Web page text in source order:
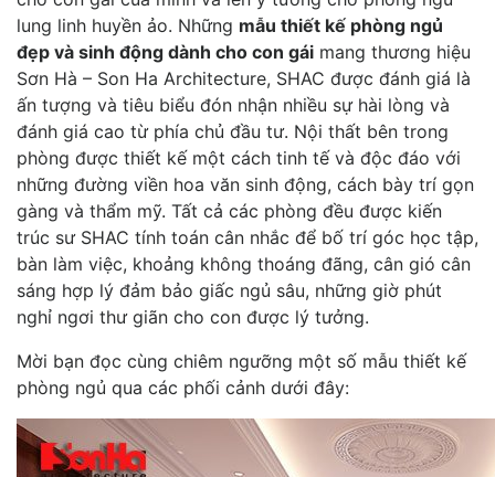
lung linh huyền ảo. Những mẫu thiết kế phòng ngủ
đẹp và sinh động dành cho con gái mang thương hiệu
Sơn Hà – Son Ha Architecture, SHAC được đánh giá là
ấn tượng và tiêu biểu đón nhận nhiều sự hài lòng và
đánh giá cao từ phía chủ đầu tư. Nội thất bên trong
phòng được thiết kế một cách tinh tế và độc đáo với
những đường viền hoa văn sinh động, cách bày trí gọn
gàng và thẩm mỹ. Tất cả các phòng đều được kiến
trúc sư SHAC tính toán cân nhắc để bố trí góc học tập,
bàn làm việc, khoảng không thoáng đãng, cân gió cân
sáng hợp lý đảm bảo giấc ngủ sâu, những giờ phút
nghỉ ngơi thư giãn cho con được lý tưởng.
Mời bạn đọc cùng chiêm ngưỡng một số mẫu thiết kế
phòng ngủ qua các phối cảnh dưới đây: